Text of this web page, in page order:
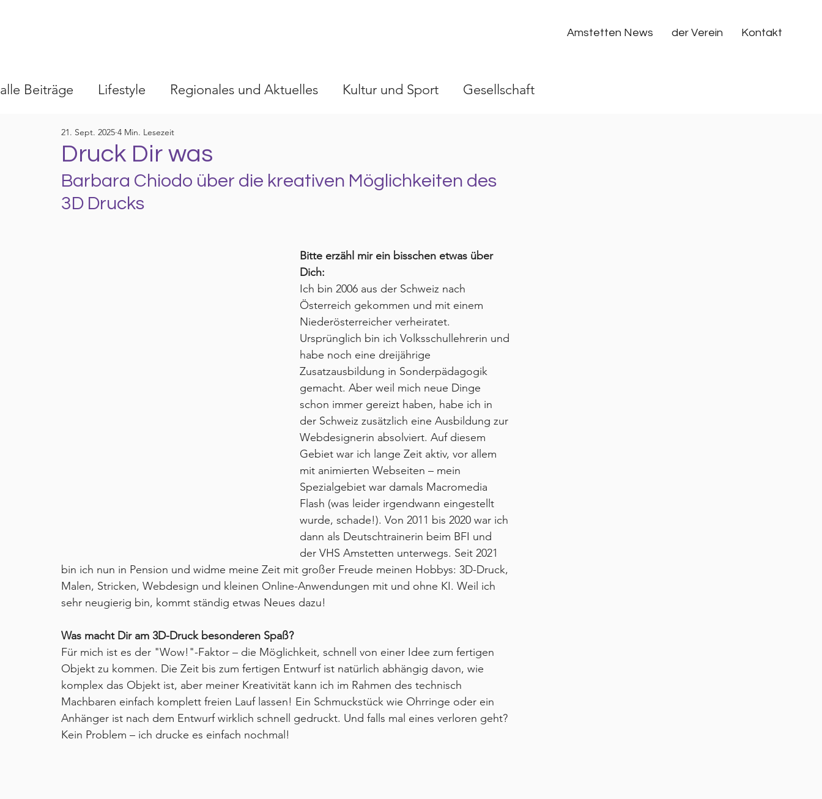
Amstetten News der Verein Kontakt
alle Beiträge Lifestyle Regionales und Aktuelles Kultur und Sport Gesellschaft
Druck Dir was
21. Sept. 2025 4 Min. Lesezeit
Barbara Chiodo über die kreativen Möglichkeiten des
3D Drucks
Bitte erzähl mir ein bisschen etwas über
Dich:
Ich bin 2006 aus der Schweiz nach
Österreich gekommen und mit einem
Niederösterreicher verheiratet.
Ursprünglich bin ich Volksschullehrerin und
habe noch eine dreijährige
Zusatzausbildung in Sonderpädagogik
gemacht. Aber weil mich neue Dinge
schon immer gereizt haben, habe ich in
der Schweiz zusätzlich eine Ausbildung zur
Webdesignerin absolviert. Auf diesem
Gebiet war ich lange Zeit aktiv, vor allem
mit animierten Webseiten – mein
Spezialgebiet war damals Macromedia
Flash (was leider irgendwann eingestellt
wurde, schade!). Von 2011 bis 2020 war ich
dann als Deutschtrainerin beim BFI und
der VHS Amstetten unterwegs. Seit 2021
bin ich nun in Pension und widme meine Zeit mit großer Freude meinen Hobbys: 3D-Druck,
Malen, Stricken, Webdesign und kleinen Online-Anwendungen mit und ohne KI. Weil ich
sehr neugierig bin, kommt ständig etwas Neues dazu!
Was macht Dir am 3D-Druck besonderen Spaß?
Für mich ist es der "Wow!"-Faktor – die Möglichkeit, schnell von einer Idee zum fertigen
Objekt zu kommen. Die Zeit bis zum fertigen Entwurf ist natürlich abhängig davon, wie
komplex das Objekt ist, aber meiner Kreativität kann ich im Rahmen des technisch
Machbaren einfach komplett freien Lauf lassen! Ein Schmuckstück wie Ohrringe oder ein
Anhänger ist nach dem Entwurf wirklich schnell gedruckt. Und falls mal eines verloren geht?
Kein Problem – ich drucke es einfach nochmal!